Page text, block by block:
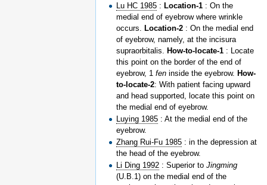
Lu HC 1985 : Location-1 : On the
medial end of eyebrow where wrinkle
occurs. Location-2 : On the medial end
of eyebrow, namely, at the incisura
supraorbitalis. How-to-locate-1 : Locate
this point on the border of the end of
eyebrow, 1fen inside the eyebrow. How-
to-locate-2: With patient facing upward
and head supported, locate this point on
the medial end of eyebrow.
Luying 1985 : At the medial end of the
eyebrow.
Zhang Rui-Fu 1985 : in the depression at
the head of the eyebrow.
Li Ding 1992 : Superior toJingming
(U.B.1) on the medial end of the